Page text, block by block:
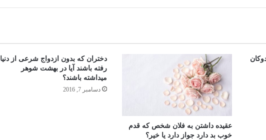
همسر!
چگونه نماز وتر خود را ادا كنيم؟
ابتداء وقت نماز تهجد بعد از نماز خفتن
عقیده داشتن به فلان شخص که قدم
خوب بد دارد جواز دارد یا خیر؟
دختران كه بدون ازدواج شرعی از دنیا
رفته باشند آيا در بهشت شوهر
ميداشته باشند؟
دسامبر 7, 2016